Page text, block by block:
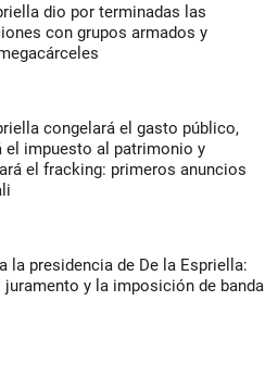
dio por terminadas las
con grupos armados y
congelará el gasto público,
el impuesto al patrimonio y
el fracking: primeros anuncios
la presidencia de De la Espriella:
juramento y la imposición de banda